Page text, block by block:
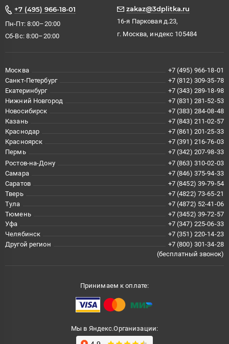
+7 (495) 966-18-01
Пн-Пт: 8:00–20:00
Сб-Вс: 8:00–20:00
zakaz@3dplitka.ru
16-я Парковая д.23,
г. Москва, индекс 105484
Москва
+7 (495) 966-18-01
Санкт-Петербург
+7 (812) 309-35-78
Екатеринбург
+7 (343) 289-18-98
Нижний Новгород
+7 (831) 281-52-53
Новосибирск
+7 (383) 284-08-48
Казань
+7 (843) 211-02-57
Краснодар
+7 (861) 201-25-33
Красноярск
+7 (391) 216-76-03
Пермь
+7 (342) 207-98-33
Ростов-на-Дону
+7 (863) 310-02-03
Самара
+7 (846) 375-94-33
Саратов
+7 (8452) 39-79-54
Тверь
+7 (4822) 73-65-21
Тула
+7 (4872) 52-41-06
Тюмень
+7 (3452) 39-72-57
Уфа
+7 (347) 225-06-33
Челябинск
+7 (351) 220-14-23
Другой регион
+7 (800) 301-34-28
(бесплатный звонок)
Принимаем к оплате:
Мы в Яндекс.Организации: